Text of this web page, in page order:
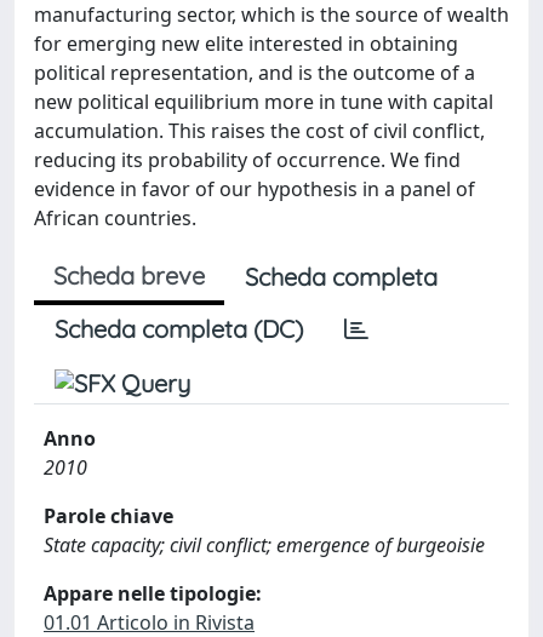
manufacturing sector, which is the source of wealth
for emerging new elite interested in obtaining
political representation, and is the outcome of a
new political equilibrium more in tune with capital
accumulation. This raises the cost of civil conflict,
reducing its probability of occurrence. We find
evidence in favor of our hypothesis in a panel of
African countries.
Scheda breve
Scheda completa
Scheda completa (DC)
Anno
2010
Parole chiave
State capacity; civil conflict; emergence of burgeoisie
Appare nelle tipologie:
01.01 Articolo in Rivista